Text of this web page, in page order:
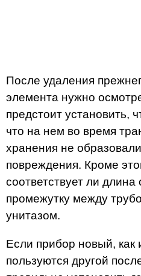
После удаления
элемента нужно
предстоит установить,
что на нем во время
хранения не
повреждения. Кроме
соответствует ли длина
промежутку между
унитазом.
Если прибор новый, как
пользуются другой